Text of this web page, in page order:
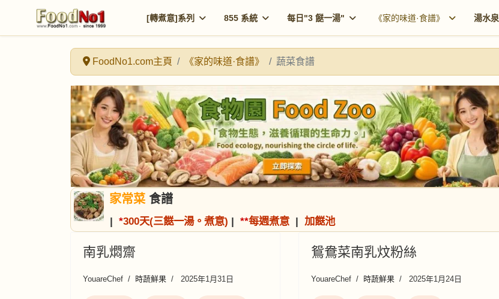
[轉煮意]系列 855 系統 每日"3 餸一湯" 《家的味道·食譜》 湯水泉
FoodNo1.com主頁 《家的味道·食譜》 蔬菜食譜
家常菜 食譜
| *300天(三餸一湯。煮意) | **每週煮意 | 加餸池
南乳燜齋
YouareChef 時蔬鮮果 2025年1月31日
鴛鴦菜南乳炆粉絲
YouareChef 時蔬鮮果 2025年1月24日